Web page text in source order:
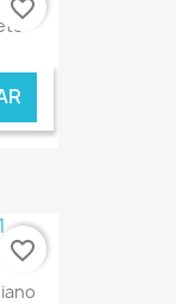
favorite_border
favorite_border